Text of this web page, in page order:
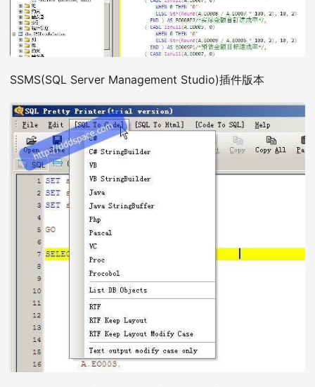
SSMS(SQL Server Management Studio)插件版本